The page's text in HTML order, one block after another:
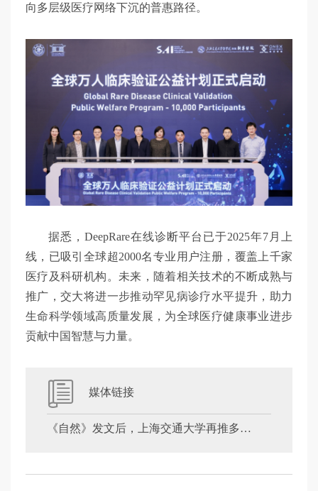
向多层级医疗网络下沉的普惠路径。
据悉，DeepRare在线诊断平台已于2025年7月上
线，已吸引全球超2000名专业用户注册，覆盖上千家
医疗及科研机构。未来，随着相关技术的不断成熟与
推广，交大将进一步推动罕见病诊疗水平提升，助力
生命科学领域高质量发展，为全球医疗健康事业进步
贡献中国智慧与力量。
媒体链接
《自然》发文后，上海交通大学再推多项举措助力罕见病研究